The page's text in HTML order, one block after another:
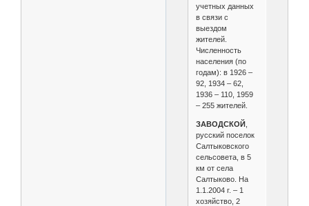
учетных данных
в связи с
выездом
жителей.
Численность
населения (по
годам): в 1926 –
92, 1934 – 62,
1936 – 110, 1959
– 255 жителей.
ЗАВОДСКОЙ,
русский поселок
Салтыковского
сельсовета, в 5
км от села
Салтыково. На
1.1.2004 г. – 1
хозяйство, 2